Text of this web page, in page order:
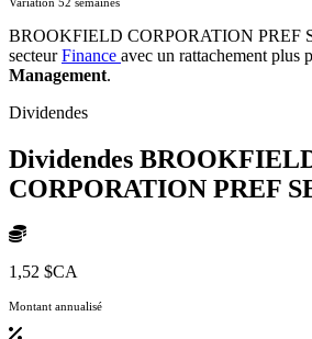
BROOKFIELD CORPORATION PREF
secteurFinance avec un rattachement plus
Management.
Dividendes
Dividendes
CORPORATION PREF
1,52 $CA
Montant annualisé